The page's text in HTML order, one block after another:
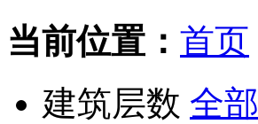
当前位置： 首页
建筑层数 全部